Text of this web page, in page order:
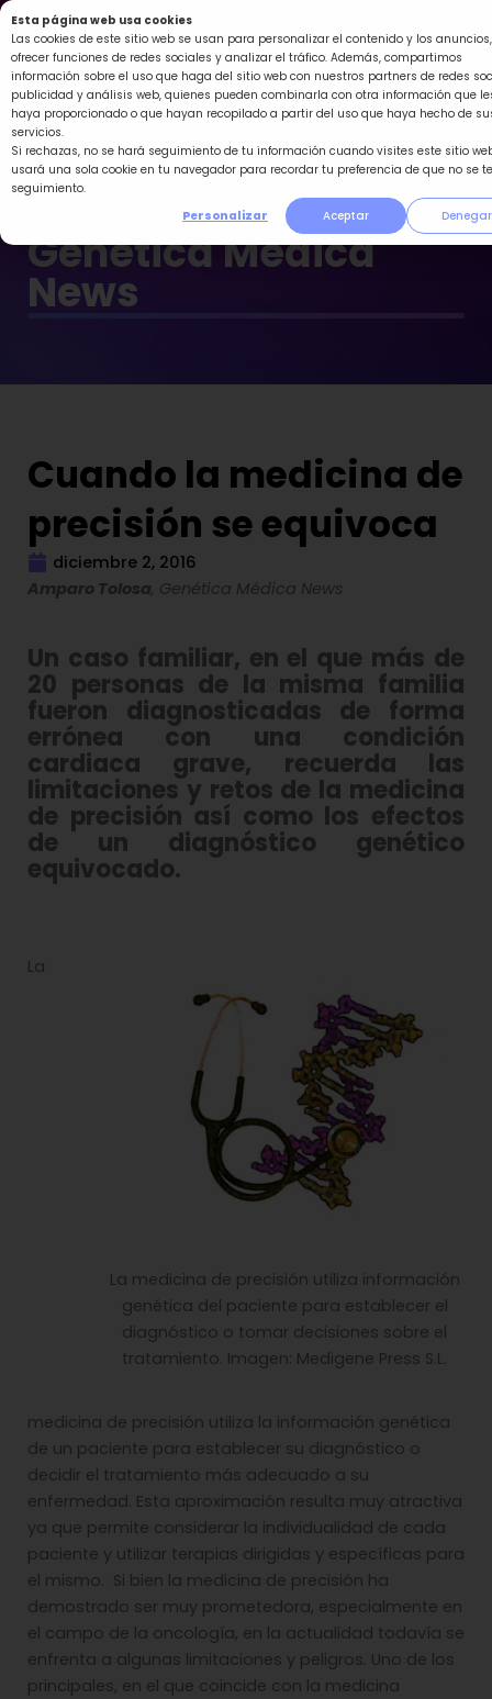
Esta página web usa cookies
Las cookies de este sitio web se usan para personalizar el contenido y los anuncios,
ofrecer funciones de redes sociales y analizar el tráfico. Además, compartimos
información sobre el uso que haga del sitio web con nuestros partners de redes
publicidad y análisis web, quienes pueden combinarla con otra información que
haya proporcionado o que hayan recopilado a partir del uso que haya hecho de
servicios.
Si rechazas, no se hará seguimiento de tu información cuando visites este sitio
usará una sola cookie en tu navegador para recordar tu preferencia de que no se
seguimiento.
Personalizar
Aceptar Denegar
Ir
al
contenido
Genética Médica
News
Cuando la medicina de
precisión se equivoca
diciembre 2, 2016
Amparo Tolosa, Genética Médica News
Un caso familiar, en el que más de
20 personas de la misma familia
fueron diagnosticadas de forma
errónea con una condición
cardiaca grave, recuerda las
limitaciones y retos de la medicina
de precisión así como los efectos
de un diagnóstico genético
equivocado.
La medicina de precisión utiliza información
genética del paciente para establecer el
diagnóstico o tomar decisiones sobre el
tratamiento. Imagen: Medigene Press S.L.
La
medicina de precisión utiliza la información genética
de un paciente para establecer su diagnóstico o
decidir el tratamiento más adecuado a su
enfermedad. Esta aproximación resulta muy atractiva
ya que permite considerar la individualidad de cada
paciente y utilizar terapias dirigidas y específicas para
el mismo. Si bien la medicina de precisión ha
demostrado ser muy prometedora, especialmente en
el campo de la oncología, en la actualidad todavía se
enfrenta a algunas limitaciones y peligros. Uno de los
principales, en el que coincide con la medicina